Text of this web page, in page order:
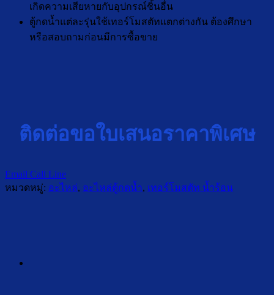
เกิดความเสียหายกับอุปกรณ์ชิ้นอื่น
ตู้กดน้ำแต่ละรุ่นใช้เทอร์โมสตัทแตกต่างกัน ต้องศึกษา
หรือสอบถามก่อนมีการซื้อขาย
ติดต่อขอใบเสนอราคาพิเศษ
Email Call Line
หมวดหมู่: อะไหล่, อะไหล่ตู้กดน้ำ, เทอร์โมสตัท น้ำร้อน